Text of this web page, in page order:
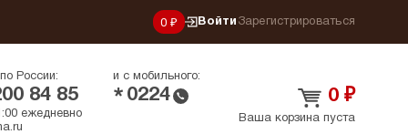
0 ₽ Войти Зарегистрироваться
России:
84 85
и с мобильного:
* 0224
ежедневно
0 ₽
Ваша корзина пуста